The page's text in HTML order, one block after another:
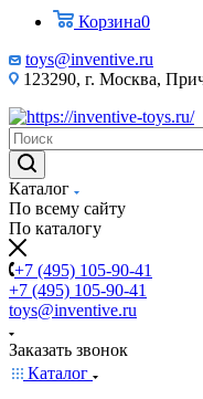
Корзина0
toys@inventive.ru
123290, г. Москва,
Каталог
По всему сайту
По каталогу
+7 (495) 105-90-41
+7 (495) 105-90-41
toys@inventive.ru
Заказать звонок
Каталог